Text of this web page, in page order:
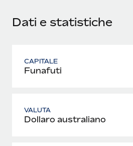
Dati e statistiche
CAPITALE
Funafuti
VALUTA
Dollaro australiano